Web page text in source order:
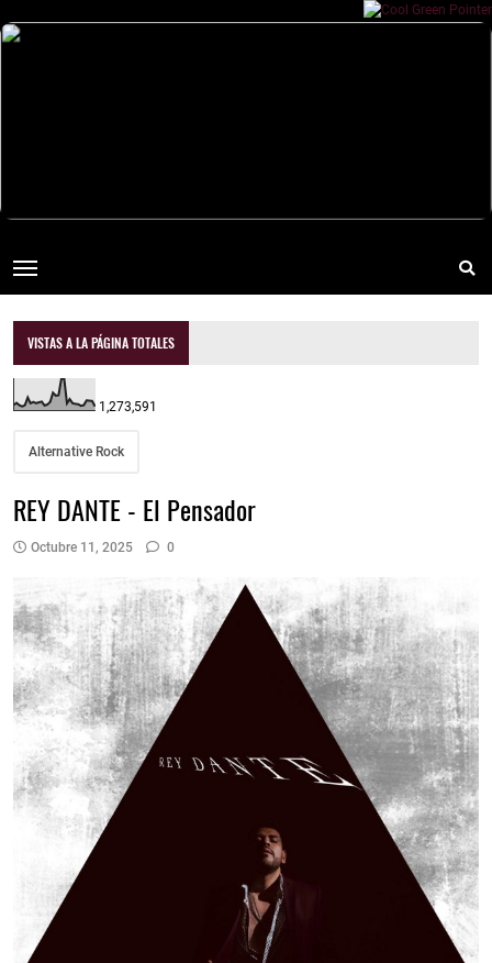
VISTAS A LA PÁGINA TOTALES
1,273,591
Alternative Rock
REY DANTE - El Pensador
Octubre 11, 2025 0